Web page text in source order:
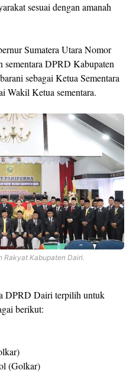
sesuai dengan amanah
Sumatera Utara Nomor
DPRD Kabupaten
sebagai Ketua Sementara
Wakil Ketua sementara.
Rakyat Kabupaten Dairi.
DPRD Dairi terpilih untuk
berikut:
(Golkar)